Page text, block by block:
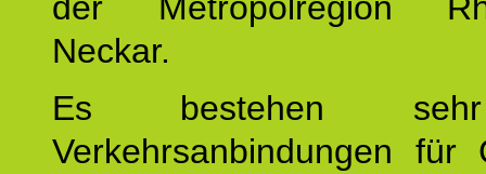
Neckar.
Es bestehen
Verkehrsanbindungen für